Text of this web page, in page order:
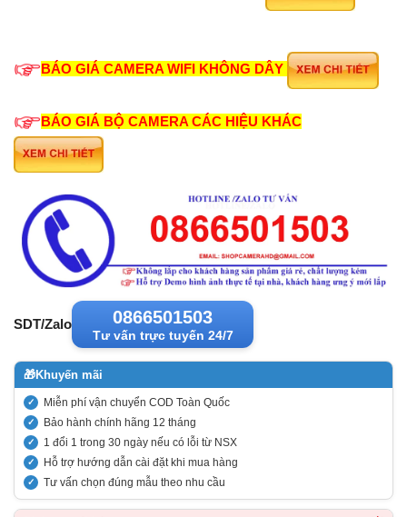
BÁO GIÁ CAMERA WIFI KHÔNG DÂY
BÁO GIÁ BỘ CAMERA CÁC HIỆU KHÁC
SDT/Zalo 0866501503
Tư vấn trực tuyến 24/7
🎁Khuyến mãi
Miễn phí vận chuyển COD Toàn Quốc
Bảo hành chính hãng 12 tháng
1 đổi 1 trong 30 ngày nếu có lỗi từ NSX
Hỗ trợ hướng dẫn cài đặt khi mua hàng
Tư vấn chọn đúng mẫu theo nhu cầu